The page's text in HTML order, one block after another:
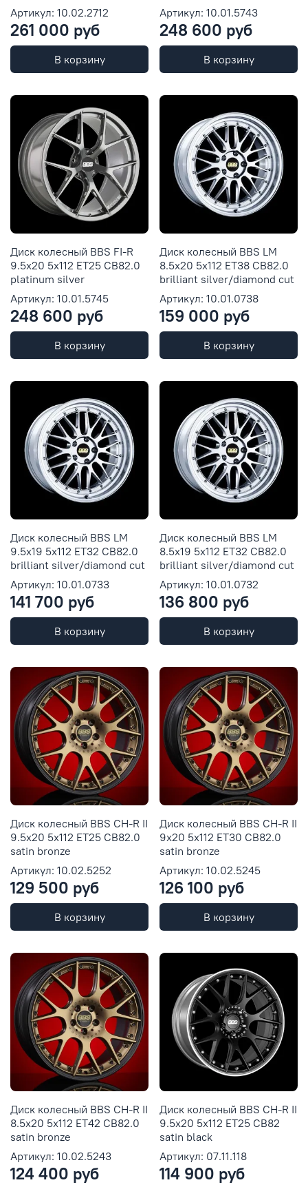
Артикул: 10.02.2712
261 000 руб
В корзину
Артикул: 10.01.5743
248 600 руб
В корзину
Диск колесный BBS FI-R
9.5x20 5x112 ET25 CB82.0
platinum silver
Артикул: 10.01.5745
248 600 руб
В корзину
Диск колесный BBS LM
8.5x20 5x112 ET38 CB82.0
brilliant silver/diamond cut
Артикул: 10.01.0738
159 000 руб
В корзину
Диск колесный BBS LM
9.5x19 5x112 ET32 CB82.0
brilliant silver/diamond cut
Артикул: 10.01.0733
141 700 руб
В корзину
Диск колесный BBS LM
8.5x19 5x112 ET32 CB82.0
brilliant silver/diamond cut
Артикул: 10.01.0732
136 800 руб
В корзину
Диск колесный BBS CH-R II
9.5x20 5x112 ET25 CB82.0
satin bronze
Артикул: 10.02.5252
129 500 руб
В корзину
Диск колесный BBS CH-R II
9x20 5x112 ET30 CB82.0
satin bronze
Артикул: 10.02.5245
126 100 руб
В корзину
Диск колесный BBS CH-R II
8.5x20 5x112 ET42 CB82.0
satin bronze
Артикул: 10.02.5243
124 400 руб
Диск колесный BBS CH-R II
9.5x20 5x112 ET25 CB82
satin black
Артикул: 07.11.118
114 900 руб